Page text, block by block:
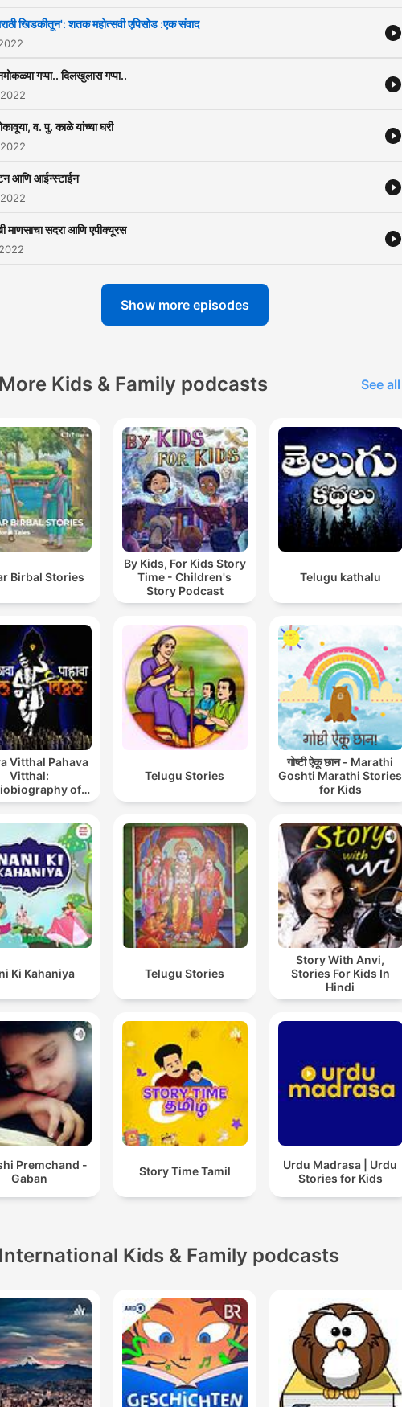
खिडकीतून': शतक महोत्सवी एपिसोड :एक संवाद
गप्पा.. दिलखुलास गप्पा..
व. पु. काळे यांच्या घरी
आणि आईन्स्टाईन
माणसाचा सदरा आणि एपीक्यूरस
Show more episodes
More Kids & Family podcasts See all
Birbal Stories
By Kids, For Kids Story
Time - Children's
Story Podcast
Telugu kathalu
Vitthal Pahava
Vitthal:
of
Tukaram
Telugu Stories
गोष्टी ऐकू छान - Marathi
Goshti Marathi Stories
for Kids
Ki Kahaniya Telugu Stories
Story With Anvi,
Stories For Kids In
Hindi
Premchand -
Gaban
Story Time Tamil
Urdu Madrasa | Urdu
Stories for Kids
International Kids & Family podcasts